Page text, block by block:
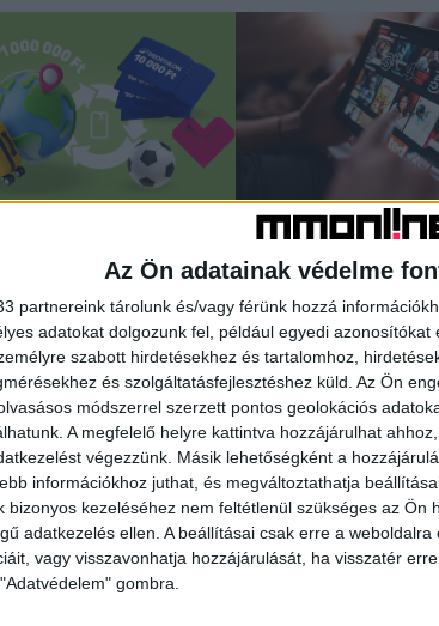
Az Ön adatainak védelme
partnereink tárolunk és/vagy férünk hozzá
adatokat dolgozunk fel, például egyedi
szabott hirdetésekhez és tartalomhoz,
és szolgáltatásfejlesztéshez küld. Az Ön
módszerrel szerzett pontos geolokációs
A megfelelő helyre kattintva hozzájárulhat
végezzünk. Másik lehetőségként a
információkhoz juthat, és megváltoztathatja
bizonyos kezeléséhez nem feltétlenül szükséges az Ön
adatkezelés ellen. A beállításai csak erre a
vagy visszavonhatja hozzájárulását, ha visszatér
gombra.
akciójában sokat érhetnek
nagy sportesemények
import joautok.hu